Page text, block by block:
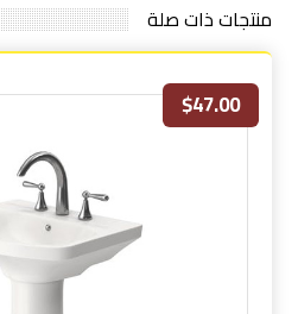
منتجات ذات صلة
$47.00